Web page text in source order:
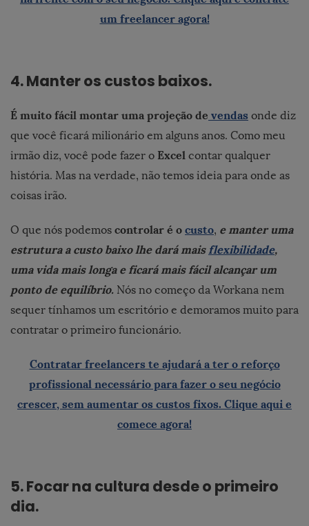
um freelancer agora!
4.Manter os custos baixos.
É muito fácil montar uma projeção de vendas onde diz
que você ficará milionário em alguns anos. Como meu
irmão diz, você pode fazer o Excel contar qualquer
história. Mas na verdade, não temos ideia para onde as
coisas irão.
O que nós podemos controlar é o custo, e manter uma
estrutura a custo baixo lhe dará mais flexibilidade,
uma vida mais longa e ficará mais fácil alcançar um
ponto de equilíbrio. Nós no começo da Workana nem
sequer tínhamos um escritório e demoramos muito para
contratar o primeiro funcionário.
Contratar freelancers te ajudará a ter o reforço
profissional necessário para fazer o seu negócio
crescer, sem aumentar os custos fixos. Clique aqui e
comece agora!
5.Focar na cultura desde o primeiro
dia.